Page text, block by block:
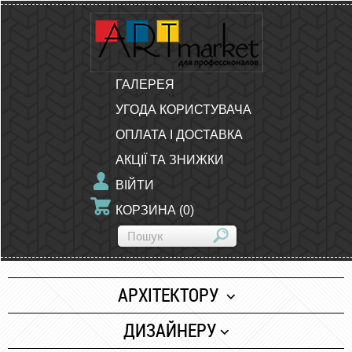
ГАЛЕРЕЯ
УГОДА КОРИСТУВАЧА
ОПЛАТА І ДОСТАВКА
АКЦІЇ ТА ЗНИЖКИ
ВІЙТИ
КОРЗИНА (0)
АРХІТЕКТОРУ
Папір
ДИЗАЙНЕРУ